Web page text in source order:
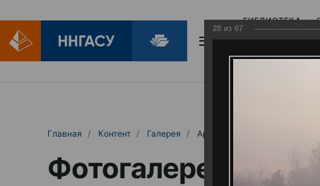
БИБЛИОТЕКА
БИБЛИОПОМОЩЬ
Главная Контент Галерея Артемовские луга – жемчужина
Фотогалерея
28 из 67